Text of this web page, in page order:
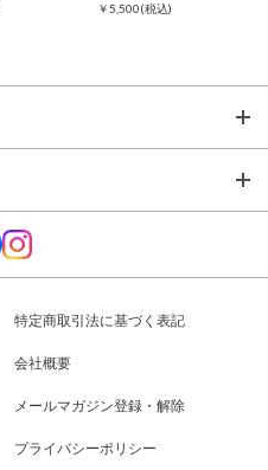
￥5,500(税込)
特定商取引法に基づく表記
会社概要
メールマガジン登録・解除
プライバシーポリシー